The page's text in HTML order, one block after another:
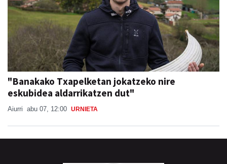
"Banakako Txapelketan jokatzeko nire
eskubidea aldarrikatzen dut"
Aiurri abu 07, 12:00 URNIETA